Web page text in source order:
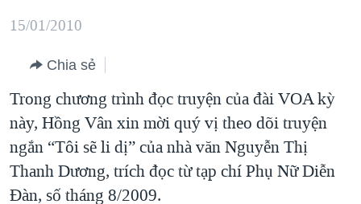
dung
chính
điều
hướng
chính
Đi
BIỂN ĐÔNG
BLOG
DIỄN ĐÀN
MỤC
TỰ DO BÁO CHÍ
VẠCH TRẦN TIN GIẢ
CHUYÊN ĐỀ
CHIẾN TRANH THƯƠNG MẠI CỦA MỸ: QUÁ KHỨ VÀ HIỆN
HỌC TIẾNG ANH
15/01/2010
Chia sẻ
Trong chương trình đọc truyện của đài VOA kỳ
này, Hồng Vân xin mời quý vị theo dõi truyện
ngắn “Tôi sẽ li dị” của nhà văn Nguyễn Thị
Thanh Dương, trích đọc từ tạp chí Phụ Nữ Diễn
Đàn, số tháng 8/2009.